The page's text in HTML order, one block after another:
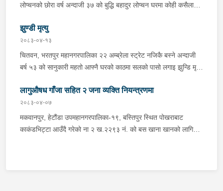
लोप्चनको छोरा वर्ष अन्दाजी ३७ को बुद्धि बहादुर लोप्चन घरमा कोही कसैलाई
मिति २०८३।०४।१४ गते सोहि स्थित कुसुमटार खोल्सामा घोप्टो परी मृत
अवस्थामा फेला परेको । यस घटना सम्बन्धमा थप अनुसन्धान कार्य भईरहेको
छ ।
झुण्डी मृत्यु
२०८३-०४-१३
चितवन, भरतपुर महानगरपालिका २२ अम्ब्रेला स्ट्रेट नजिकै बस्ने अन्दाजी
बर्ष ५३ को सानुकारी महतो आफ्नै घरको काठमा सलको पासो लगाइ झुन्डि मृत्यु
सहित थप अनुसन्धान कार्य भइरहेको ।
लागुऔषध गाँजा सहित २ जना व्यक्ति नियन्त्रणमा
२०८३-०४-०७
मकवानपुर, हेटौंडा उपमहानगरपालिका-१९, बस्तिपुर स्थित पोखराबाट
काकंडभिट्टा आउँदै गरेको ना २ ख.२२९३ नं. को बस खाना खानको लागि